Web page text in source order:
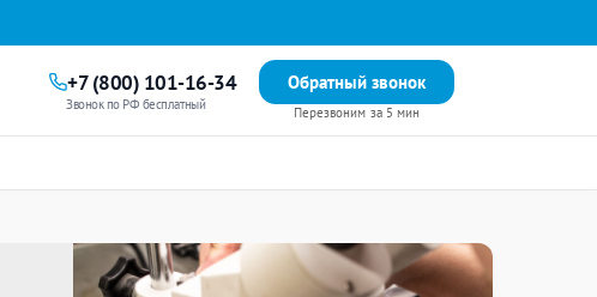
+7 (800) 101-16-34
Звонок по РФ бесплатный
Обратный звонок
Перезвоним за 5 мин